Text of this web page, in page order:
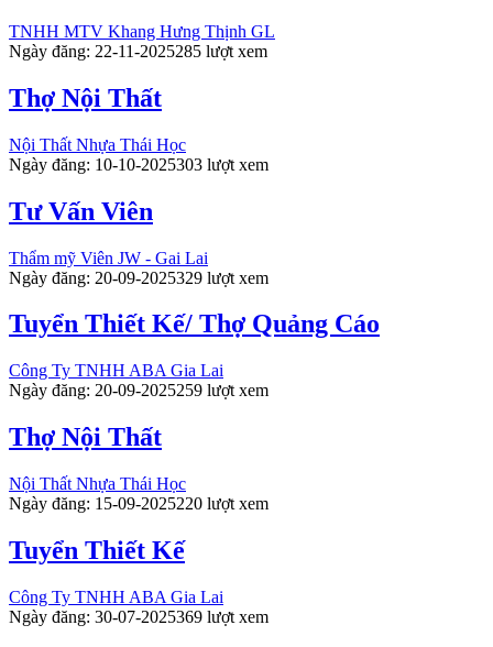
TNHH MTV Khang Hưng Thịnh GL
Ngày đăng: 22-11-2025285 lượt xem
Thợ Nội Thất
Nội Thất Nhựa Thái Học
Ngày đăng: 10-10-2025303 lượt xem
Tư Vấn Viên
Thẩm mỹ Viên JW - Gai Lai
Ngày đăng: 20-09-2025329 lượt xem
Tuyển Thiết Kế/ Thợ Quảng Cáo
Công Ty TNHH ABA Gia Lai
Ngày đăng: 20-09-2025259 lượt xem
Thợ Nội Thất
Nội Thất Nhựa Thái Học
Ngày đăng: 15-09-2025220 lượt xem
Tuyển Thiết Kế
Công Ty TNHH ABA Gia Lai
Ngày đăng: 30-07-2025369 lượt xem